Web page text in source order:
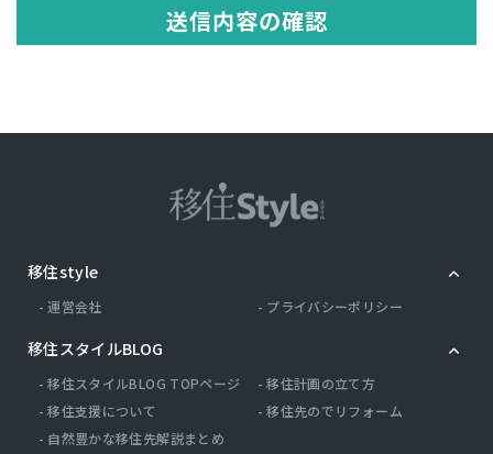
情報」以外のものをいい，ご利用いただいたサービスやご購入いただ
いた商品，ご覧になったページや広告の履歴，ユーザーが検索された
検索キーワード，ご利用日時，ご利用の方法，ご利用環境，郵便番号
第２条（プライバシー情報の収集方法）
番号，メールアドレス，銀行口座番号，クレジットカード番号，運転
免許証番号などの個人情報をお尋ねすることがあります。また，ユー
ザーと提携先などとの間でなされたユーザーの個人情報を含む取引記
配信先などを含みます。以下，｢提携先｣といいます。）などから収集
することがあります。 当社は，ユーザーについて，利用したサービス
やソフトウエア，購入した商品，閲覧したページや広告の履歴，検索
じてご利用の場合の当該端末の通信状態，利用に際しての各種設定情
報なども含みます），IPアドレス，クッキー情報，位置情報，端末の
個体識別情報などの履歴情報および特性情報を，ユーザーが当社や提
携先のサービスを利用しまたはページを閲覧する際に収集します。
第３条（個人情報を収集・利用する目的）
送信内容の確認
移住style
運営会社 プライバシーポリシー
移住スタイルBLOG
移住スタイルBLOG TOPページ
移住計画の立て方
移住支援について
移住先のでリフォーム
自然豊かな移住先解説まとめ